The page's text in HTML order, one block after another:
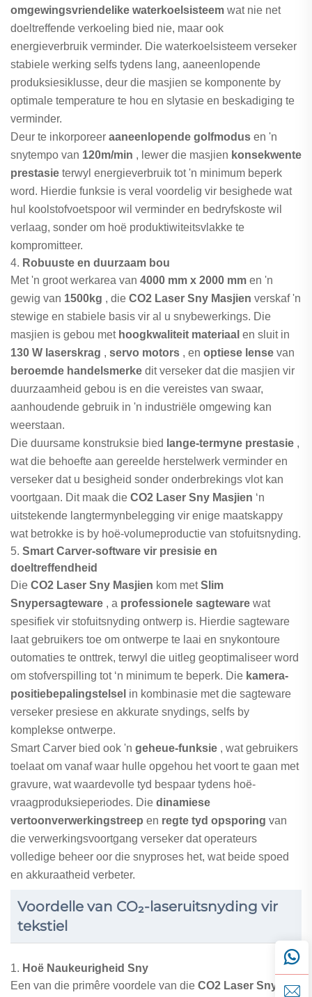
omgewingsvriendelike waterkoelsisteem wat nie net
doeltreffende verkoeling bied nie, maar ook
energieverbruik verminder. Die waterkoelsisteem verseker
stabiele werking selfs tydens lang, aaneenlopende
produksiesiklusse, deur die masjien se komponente by
optimale temperature te hou en slytasie en beskadiging te
verminder.
Deur te inkorporeer aaneenlopende golfmodus en 'n
snytempo van 120m/min , lewer die masjien konsekwente
prestasie terwyl energieverbruik tot 'n minimum beperk
word. Hierdie funksie is veral voordelig vir besighede wat
hul koolstofvoetspoor wil verminder en bedryfskoste wil
verlaag, sonder om hoë produktiwiteitsvlakke te
kompromitteer.
4. Robuuste en duurzaam bou
Met 'n groot werkarea van 4000 mm x 2000 mm en 'n
gewig van 1500kg , die CO2 Laser Sny Masjien verskaf 'n
stewige en stabiele basis vir al u snybewerkings. Die
masjien is gebou met hoogkwaliteit materiaal en sluit in
130 W laserskrag , servo motors , en optiese lense van
beroemde handelsmerke dit verseker dat die masjien vir
duurzaamheid gebou is en die vereistes van swaar,
aanhoudende gebruik in 'n industriële omgewing kan
weerstaan.
Die duursame konstruksie bied lange-termyne prestasie ,
wat die behoefte aan gereelde herstelwerk verminder en
verseker dat u besigheid sonder onderbrekings vlot kan
voortgaan. Dit maak die CO2 Laser Sny Masjien ‘n
uitstekende langtermynbelegging vir enige maatskappy
wat betrokke is by hoë-volumeproductie van stofuitsnyding.
5. Smart Carver-software vir presisie en
doeltreffendheid
Die CO2 Laser Sny Masjien kom metSlim
Snypersagteware , a professionele sagteware wat
spesifiek vir stofuitsnyding ontwerp is. Hierdie sagteware
laat gebruikers toe om ontwerpe te laai en snykontoure
outomaties te onttrek, terwyl die uitleg geoptimaliseer word
om stofverspilling tot ‘n minimum te beperk. Die kamera-
positiebepalingstelsel in kombinasie met die sagteware
verseker presiese en akkurate snydings, selfs by
komplekse ontwerpe.
Smart Carver bied ook 'n geheue-funksie , wat gebruikers
toelaat om vanaf waar hulle opgehou het voort te gaan met
gravure, wat waardevolle tyd bespaar tydens hoë-
vraagproduksieperiodes. Die dinamiese
vertoonverwerkingstreep en regte tyd opsporing van
die verwerkingsvoortgang verseker dat operateurs
volledige beheer oor die snyproses het, wat beide spoed
en akkuraatheid verbeter.
Voordelle van CO₂-laseruitsnyding vir
tekstiel
1. Hoë Naukeurigheid Sny
Een van die primêre voordele van die CO2 Laser Sny